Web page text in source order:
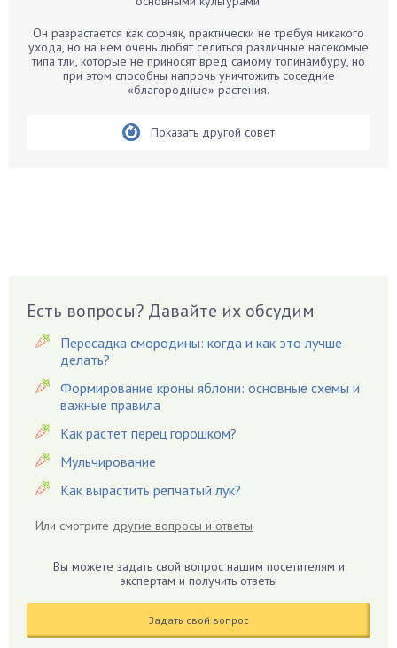
Белые грибы
Бирючина
Бобовые
Вредители
Гардения
Гацания
Гвоздики
Георгины
Герань
Гиацинт
Гибискус
Гладиолусы
Голубика
Он разрастается как сорняк, практически не требуя никакого
ухода, но на нем очень любят селиться различные насекомые
типа тли, которые не приносят вред самому топинамбуру, но
при этом способны напрочь уничтожить соседние
«благородные» растения.
Показать другой совет
Есть вопросы? Давайте их обсудим
Пересадка смородины: когда и как это лучше
делать?
Формирование кроны яблони: основные схемы и
важные правила
Как растет перец горошком?
Мульчирование
Как вырастить репчатый лук?
Или смотрите другие вопросы и ответы
Вы можете задать свой вопрос нашим посетителям и
экспертам и получить ответы
Задать свой вопрос